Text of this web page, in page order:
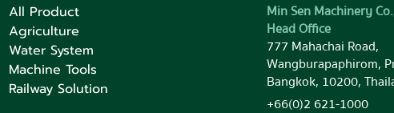
All Product
Agriculture
Water System
Machine Tools
Railway Solution
Min Sen Machinery
Head Office
777 Mahachai Road,
Wangburapaphirom,
Bangkok, 10200,
+66(0)2 621-1000